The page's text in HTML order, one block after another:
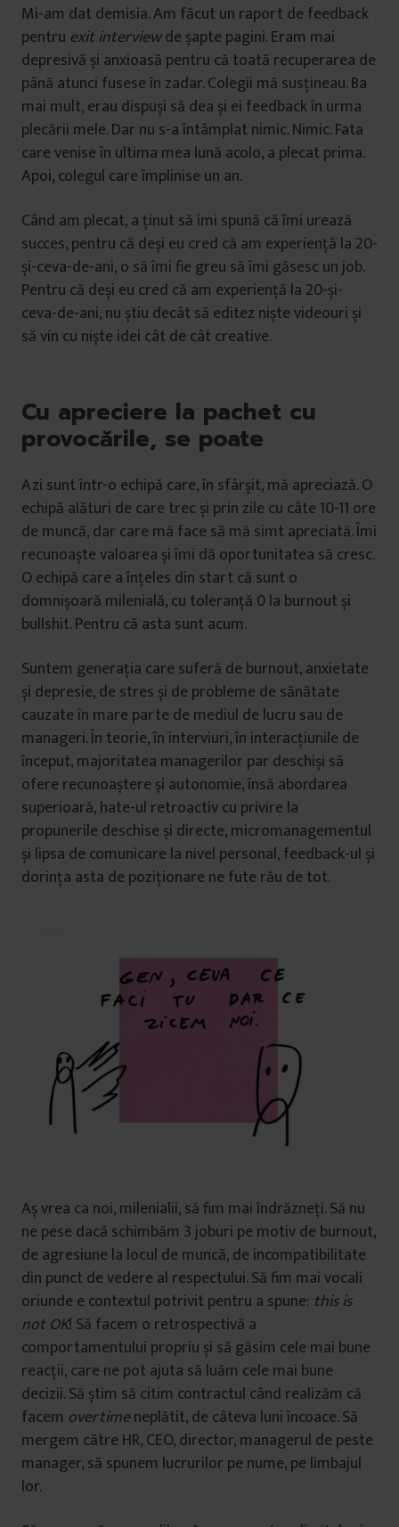
Mi-am dat demisia. Am făcut un raport de feedback
pentru exit interviewde șapte pagini. Eram mai
depresivă și anxioasă pentru că toată recuperarea de
până atunci fusese în zadar. Colegii mă susțineau. Ba
mai mult, erau dispuși să dea și ei feedback în urma
plecării mele. Dar nu s-a întâmplat nimic. Nimic. Fata
care venise în ultima mea lună acolo, a plecat prima.
Apoi, colegul care împlinise un an.
Când am plecat, a ținut să îmi spună că îmi urează
succes, pentru că deși eu cred că am experiență la 20-
și-ceva-de-ani, o să îmi fie greu să îmi găsesc un job.
Pentru că deși eu cred că am experiență la 20-și-
ceva-de-ani, nu știu decât să editez niște videouri și
să vin cu niște idei cât de cât creative.
Cu apreciere la pachet cu
provocările, se poate
Azi sunt într-o echipă care, în sfârșit, mă apreciază. O
echipă alături de care trec și prin zile cu câte 10-11 ore
de muncă, dar care mă face să mă simt apreciată. Îmi
recunoaște valoarea și îmi dă oportunitatea să cresc.
O echipă care a înțeles din start că sunt o
domnișoară milenială, cu toleranță 0 la burnout și
bullshit. Pentru că asta sunt acum.
Suntem generația care suferă de burnout, anxietate
și depresie, de stres și de probleme de sănătate
cauzate în mare parte de mediul de lucru sau de
manageri. În teorie, în interviuri, în interacțiunile de
început, majoritatea managerilor par deschiși să
ofere recunoaștere și autonomie, însă abordarea
superioară, hate-ul retroactiv cu privire la
propunerile deschise și directe, micromanagementul
și lipsa de comunicare la nivel personal, feedback-ul și
dorința asta de poziționare ne fute rău de tot.
Aș vrea ca noi, milenialii, să fim mai îndrăzneți. Să nu
ne pese dacă schimbăm 3 joburi pe motiv de burnout,
de agresiune la locul de muncă, de incompatibilitate
din punct de vedere al respectului. Să fim mai vocali
oriunde e contextul potrivit pentru a spune: this is
not OK! Să facem o retrospectivă a
comportamentului propriu și să găsim cele mai bune
reacții, care ne pot ajuta să luăm cele mai bune
decizii. Să știm să citim contractul când realizăm că
facem overtimeneplătit, de câteva luni încoace. Să
mergem către HR, CEO, director, managerul de peste
manager, să spunem lucrurilor pe nume, pe limbajul
lor.